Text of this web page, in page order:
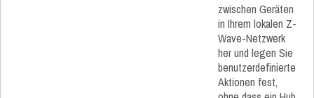
zwischen Geräten
in Ihrem lokalen Z-
Wave-Netzwerk
her und legen Sie
benutzerdefinierte
Aktionen fest,